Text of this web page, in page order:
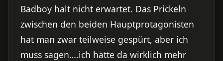
Badboy halt nicht erwartet. Das Prickeln
zwischen den beiden Hauptprotagonisten
hat man zwar teilweise gespürt, aber ich
muss sagen….ich hätte da wirklich mehr